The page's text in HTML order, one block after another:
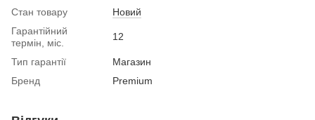
Стан товару
Новий
Гарантійний
термін, міс.
12
Тип гарантії
Магазин
Бренд
Premium